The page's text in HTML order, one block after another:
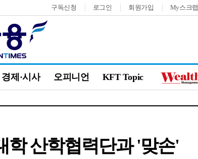
구독신청 로그인 회원가입 My스크랩
경제·시사 오피니언 KFT Topic
산학협력단과 '맞손'